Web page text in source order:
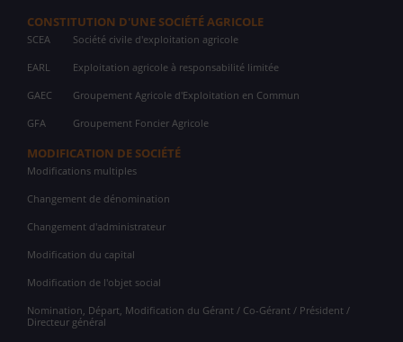
CONSTITUTION D'UNE SOCIÉTÉ AGRICOLE
SCEA Société civile d'exploitation agricole
EARL Exploitation agricole à responsabilité limitée
GAEC Groupement Agricole d'Exploitation en Commun
GFA Groupement Foncier Agricole
MODIFICATION DE SOCIÉTÉ
Modifications multiples
Changement de dénomination
Changement d'administrateur
Modification du capital
Modification de l'objet social
Nomination, Départ, Modification du Gérant / Co-Gérant / Président /
Directeur général